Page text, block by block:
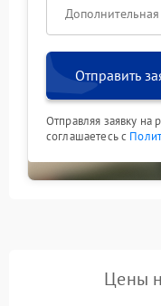
Отправить
Отправляя заявку на
соглашаетесь с
Цены